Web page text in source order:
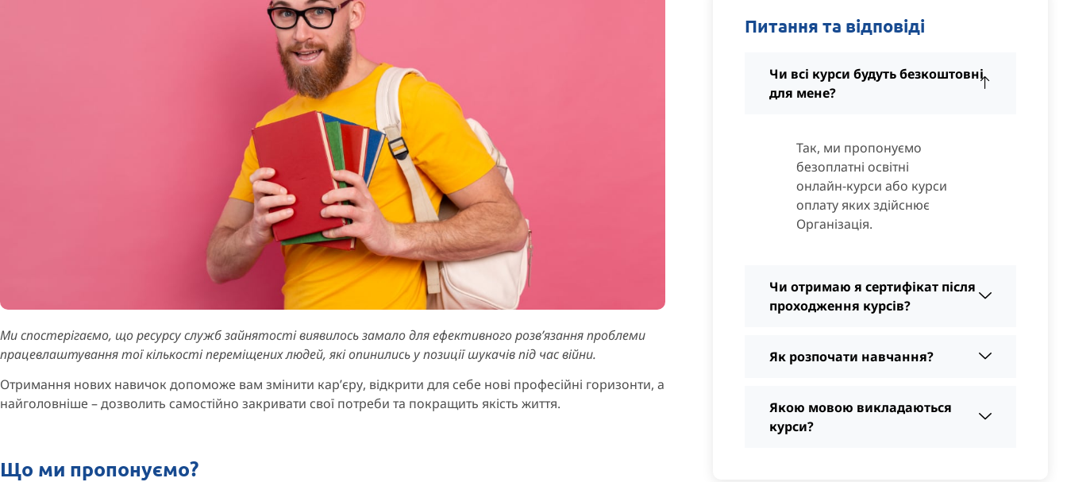
Ми спостерігаємо, що ресурсу служб зайнятості виявилось замало для ефективного розв’язання проблеми
працевлаштування тої кількості переміщених людей, які опинились у позиції шукачів під час війни.
Отримання нових навичок допоможе вам змінити кар’єру, відкрити для себе нові професійні горизонти, а
найголовніше – дозволить самостійно закривати свої потреби та покращить якість життя.
Що ми пропонуємо?
Питання та відповіді
Чи всі курси будуть безкоштовні
для мене?
Так, ми пропонуємо
безоплатні освітні
онлайн-курси або курси
оплату яких здійснює
Організація.
Чи отримаю я сертифікат після
проходження курсів?
Як розпочати навчання?
Якою мовою викладаються
курси?